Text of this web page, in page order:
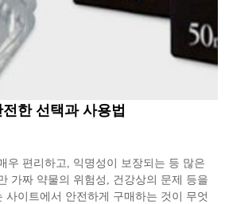
한 선택과 사용법
우 편리하고, 익명성이 보장되는 등 많은
가짜 약물의 위험성, 건강상의 문제 등을
사이트에서 안전하게 구매하는 것이 무엇